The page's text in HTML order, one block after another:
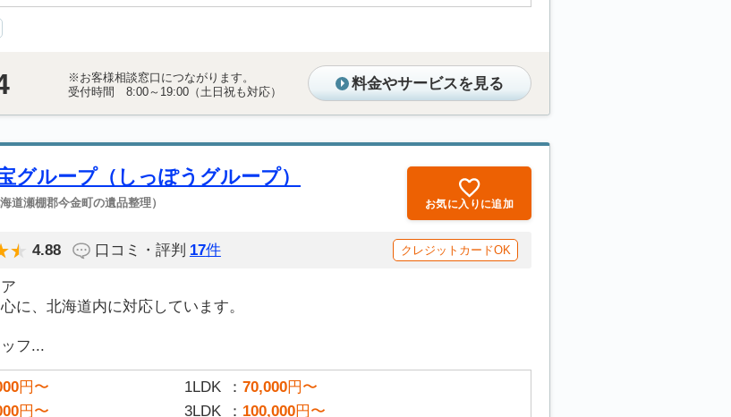
※お客様相談窓口につながります。
受付時間 8:00～19:00（土日祝も対応）
料金やサービスを見る
グループ（しっぽうグループ）
海道瀬棚郡今金町の遺品整理） お気に入りに追加
4.88 口コミ・評判 17件 クレジットカードOK
に、北海道内に対応しています。
フ...
円〜 1LDK 70,000円〜
円〜 3LDK 100,000円〜